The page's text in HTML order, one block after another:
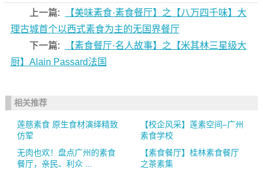
上一篇:
【美味素食·素食餐厅】之【八万四千味】大
理古城首个以西式素食为主的无国界餐厅
下一篇:
【素食餐厅·名人故事】之【米其林三星级大
厨】Alain Passard法国
相关推荐
莲慈素食 原生食材演绎精致
仿荤
【校企风采】莲素空间–广州
素食学校
无肉也欢！盘点广州的素食
餐厅，亲民、利众 ...
【素食餐厅】桂林素食餐厅
之茶素集